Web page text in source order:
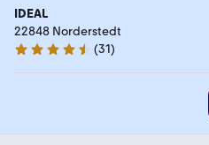
IDEAL
22848 Norderstedt
4.5 Sterne
(31)